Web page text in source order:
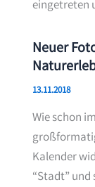
eingetreten
Neuer
13.11.2018
Wie schon
Kalender
“Stadt”